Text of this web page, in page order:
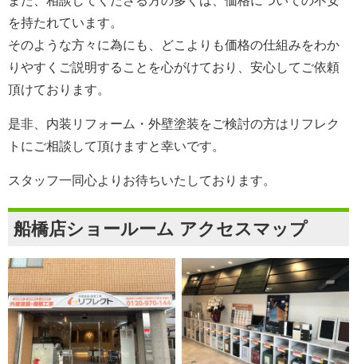
を持たれています。
そのような方々に為にも、どこよりも価格の仕組みをわか
りやすくご説明することを心がけており、安心してご依頼
頂けております。
是非、内装リフォーム・外壁塗装をご検討の方は リフレク
ト にご相談して頂けますと幸いです。
スタッフ一同心よりお待ちいたしております。
船橋店ショールーム アクセスマップ